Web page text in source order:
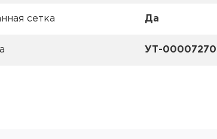
сетка Да
УТ-00007270